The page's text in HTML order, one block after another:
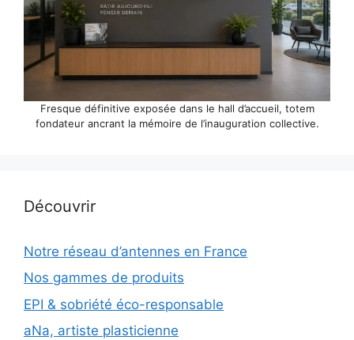
Fresque définitive exposée dans le hall d’accueil, totem
fondateur ancrant la mémoire de l’inauguration collective.
Découvrir
Notre réseau d’antennes en France
Nos gammes de produits
EPI & sobriété éco-responsable
aNa, artiste plasticienne